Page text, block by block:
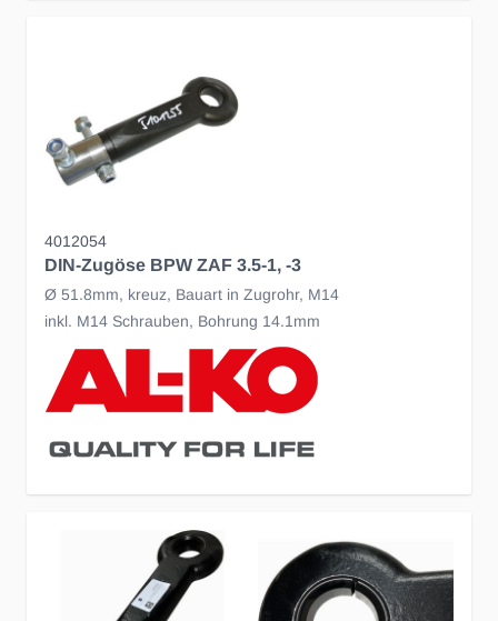
4012054
DIN-Zugöse BPW ZAF 3.5-1, -3
Ø 51.8mm, kreuz, Bauart in Zugrohr, M14
inkl. M14 Schrauben, Bohrung 14.1mm